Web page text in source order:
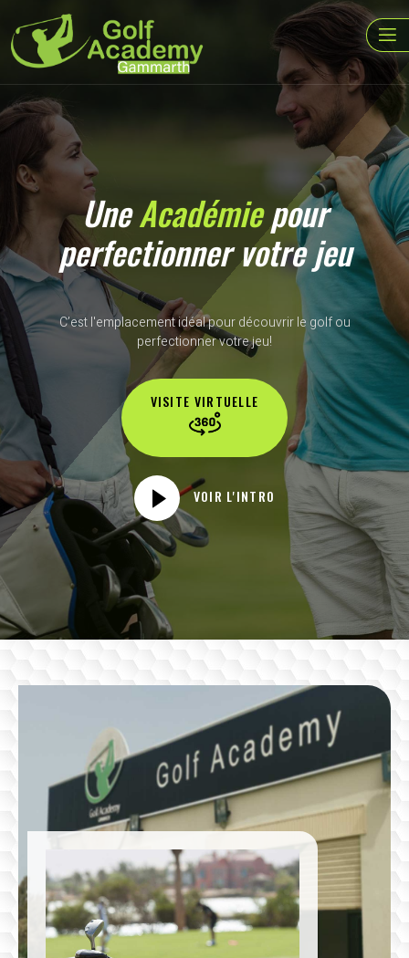
UneAcadémiepour
perfectionner votre jeu
C’est l'emplacement idéal pour découvrir le golf ou
perfectionner votre jeu!
VISITE VIRTUELLE
VOIR L'INTRO